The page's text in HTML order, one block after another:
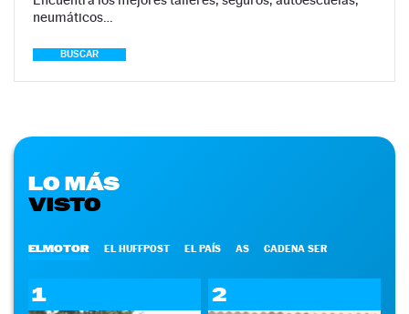
neumáticos…
BUSCAR
LO MÁS
VISTO
ELMOTOR EL HUFFPOST EL PAÍS AS CADENA SER
1 2